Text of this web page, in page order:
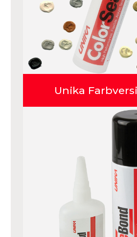
Unika